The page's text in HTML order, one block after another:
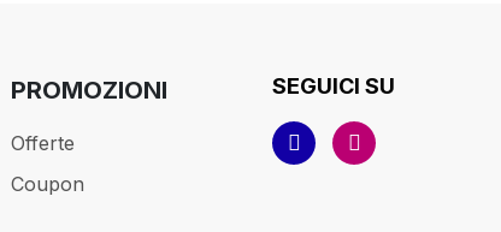
PROMOZIONI
Offerte
Coupon
SEGUICI SU